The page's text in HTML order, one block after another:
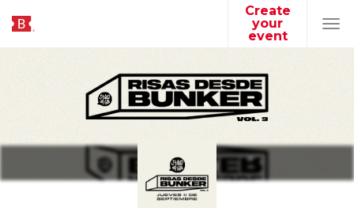
Create
your
event